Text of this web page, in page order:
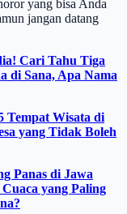
yang bisa Anda
jangan datang
Cari Tahu Tiga
di Sana, Apa Nama
Tempat Wisata di
yang Tidak Boleh
Panas di Jawa
yang Paling